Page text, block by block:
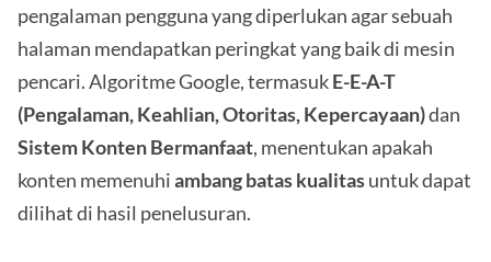
pengalaman pengguna yang diperlukan agar sebuah
halaman mendapatkan peringkat yang baik di mesin
pencari. Algoritme Google, termasukE-E-A-T
(Pengalaman, Keahlian, Otoritas, Kepercayaan)dan
Sistem Konten Bermanfaat, menentukan apakah
konten memenuhiambang batas kualitasuntuk dapat
dilihat di hasil penelusuran.